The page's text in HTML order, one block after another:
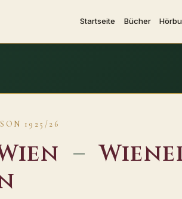
Startseite Bücher
1925/26
–